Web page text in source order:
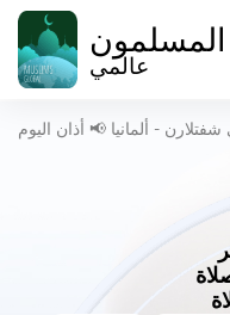
المسلمون
عالمي
- ألمانيا 📢 أذان اليوم